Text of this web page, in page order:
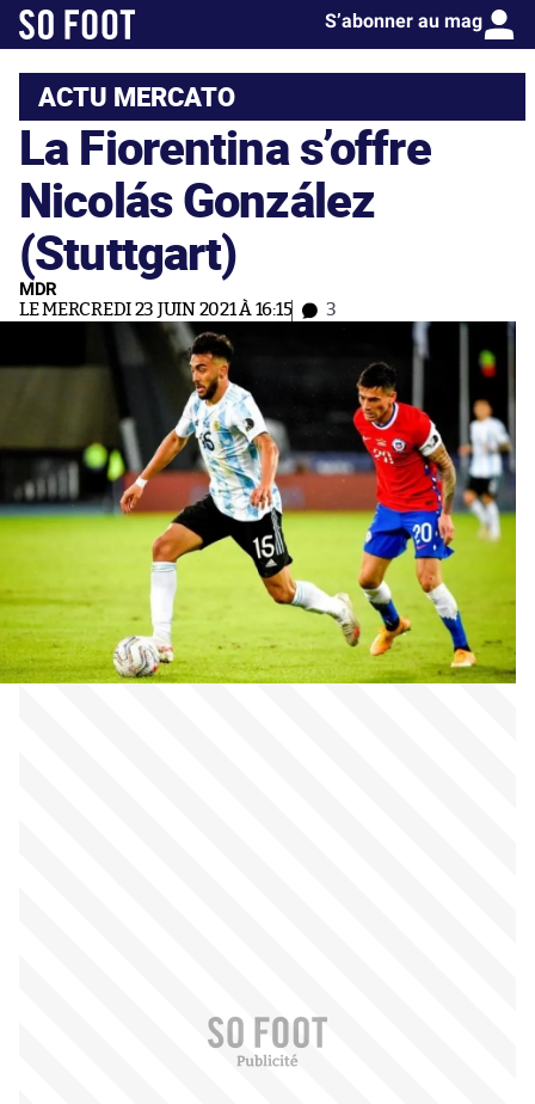
S’abonner au mag
ACTU MERCATO
La Fiorentina s’offre
Nicolás González
(Stuttgart)
MDR
LE MERCREDI 23 JUIN 2021 À 16:15 3